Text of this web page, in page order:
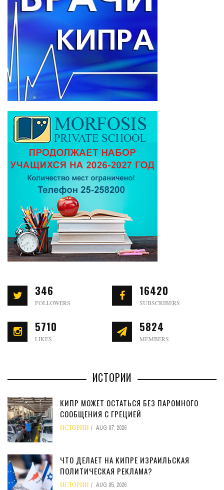
346
FOLLOWERS
16420
SUBSCRIBERS
5710
LIKES
5824
MEMBERS
ИСТОРИИ
КИПР МОЖЕТ ОСТАТЬСЯ БЕЗ ПАРОМНОГО
СООБЩЕНИЯ С ГРЕЦИЕЙ
ИСТОРИИ AUG 07, 2026
ЧТО ДЕЛАЕТ НА КИПРЕ ИЗРАИЛЬСКАЯ
ПОЛИТИЧЕСКАЯ РЕКЛАМА?
ИСТОРИИ AUG 05, 2026